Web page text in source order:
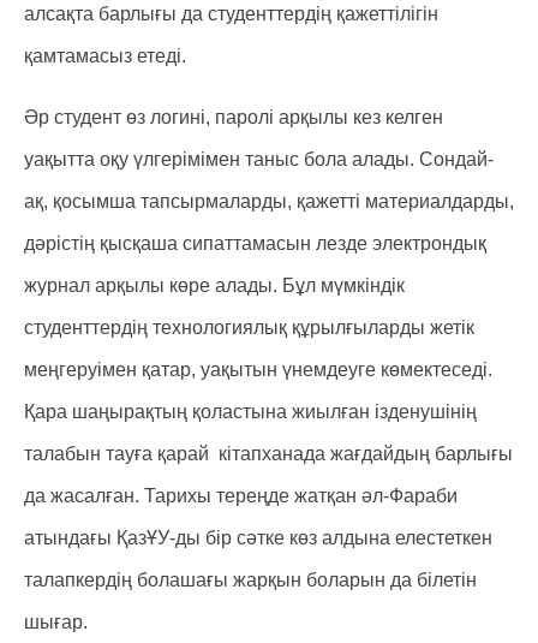
алсақта барлығы да студенттердің қажеттілігін
қамтамасыз етеді.
Әр студент өз логині, паролі арқылы кез келген
уақытта оқу үлгерімімен таныс бола алады. Сондай-
ақ, қосымша тапсырмаларды, қажетті материалдарды,
дәрістің қысқаша сипаттамасын лезде электрондық
журнал арқылы көре алады. Бұл мүмкіндік
студенттердің технологиялық құрылғыларды жетік
меңгеруімен қатар, уақытын үнемдеуге көмектеседі.
Қара шаңырақтың қоластына жиылған ізденушінің
талабын тауға қарай кітапханада жағдайдың барлығы
да жасалған. Тарихы тереңде жатқан әл-Фараби
атындағы ҚазҰУ-ды бір сәтке көз алдына елестеткен
талапкердің болашағы жарқын боларын да білетін
шығар.